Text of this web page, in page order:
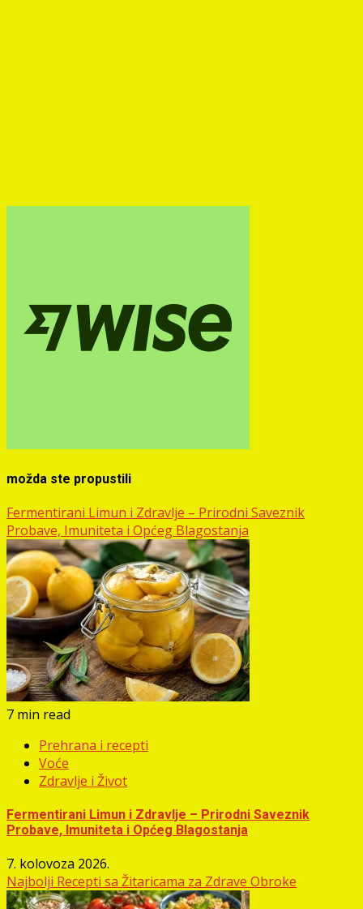
možda ste propustili
Fermentirani Limun i Zdravlje – Prirodni Saveznik
Probave, Imuniteta i Općeg Blagostanja
7 min read
Prehrana i recepti
Voće
Zdravlje i Život
Fermentirani Limun i Zdravlje – Prirodni Saveznik
Probave, Imuniteta i Općeg Blagostanja
7. kolovoza 2026.
Najbolji Recepti sa Žitaricama za Zdrave Obroke